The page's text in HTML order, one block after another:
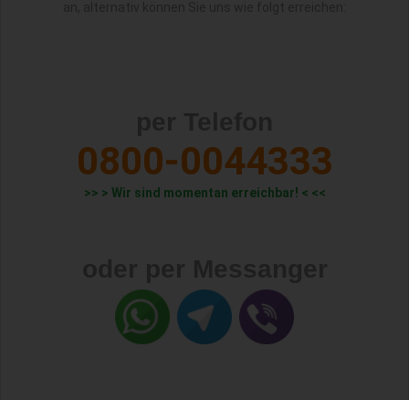
0800-0044333
>> > Wir sind momentan erreichbar! < <<